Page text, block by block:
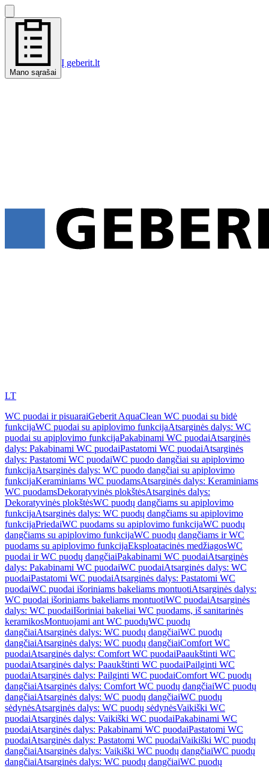
Mano sąrašai
Į geberit.lt
LT
WC puodai ir pisuaraiGeberit AquaClean WC puodai su bidė
funkcijaWC puodai su apiplovimo funkcijaAtsarginės dalys: WC
puodai su apiplovimo funkcijaPakabinami WC puodaiAtsarginės
dalys: Pakabinami WC puodaiPastatomi WC puodaiAtsarginės
dalys: Pastatomi WC puodaiWC puodo dangčiai su apiplovimo
funkcijaAtsarginės dalys: WC puodo dangčiai su apiplovimo
funkcijaKeraminiams WC puodamsAtsarginės dalys: Keraminiams
WC puodamsDekoratyvinės plokštėsAtsarginės dalys:
Dekoratyvinės plokštėsWC puodų dangčiams su apiplovimo
funkcijaAtsarginės dalys: WC puodų dangčiams su apiplovimo
funkcijaPriedaiWC puodams su apiplovimo funkcijaWC puodų
dangčiams su apiplovimo funkcijaWC puodų dangčiams ir WC
puodams su apiplovimo funkcijaEksploatacinės medžiagosWC
puodai ir WC puodų dangčiaiPakabinami WC puodaiAtsarginės
dalys: Pakabinami WC puodaiWC puodaiAtsarginės dalys: WC
puodaiPastatomi WC puodaiAtsarginės dalys: Pastatomi WC
puodaiWC puodai išoriniams bakeliams montuotiAtsarginės dalys:
WC puodai išoriniams bakeliams montuotiWC puodaiAtsarginės
dalys: WC puodaiIšoriniai bakeliai WC puodams, iš sanitarinės
keramikosMontuojami ant WC puodųWC puodų
dangčiaiAtsarginės dalys: WC puodų dangčiaiWC puodų
dangčiaiAtsarginės dalys: WC puodų dangčiaiComfort WC
puodaiAtsarginės dalys: Comfort WC puodaiPaaukštinti WC
puodaiAtsarginės dalys: Paaukštinti WC puodaiPailginti WC
puodaiAtsarginės dalys: Pailginti WC puodaiComfort WC puodų
dangčiaiAtsarginės dalys: Comfort WC puodų dangčiaiWC puodų
dangčiaiAtsarginės dalys: WC puodų dangčiaiWC puodų
sėdynėsAtsarginės dalys: WC puodų sėdynėsVaikiški WC
puodaiAtsarginės dalys: Vaikiški WC puodaiPakabinami WC
puodaiAtsarginės dalys: Pakabinami WC puodaiPastatomi WC
puodaiAtsarginės dalys: Pastatomi WC puodaiVaikiški WC puodų
dangčiaiAtsarginės dalys: Vaikiški WC puodų dangčiaiWC puodų
dangčiaiAtsarginės dalys: WC puodų dangčiaiWC puodų